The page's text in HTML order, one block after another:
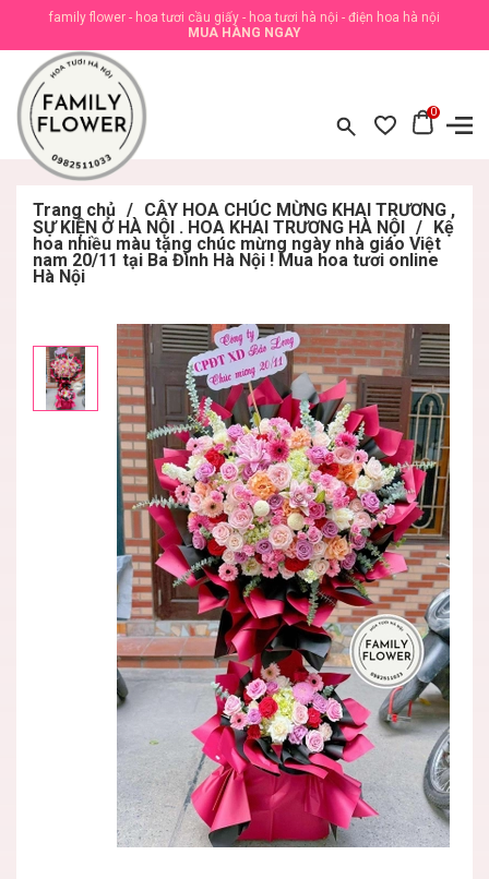
family flower - hoa tươi cầu giấy - hoa tươi hà nội - điện hoa hà nội
MUA HÀNG NGAY
0
Trang chủ / CÂY HOA CHÚC MỪNG KHAI TRƯƠNG ,
SỰ KIỆN Ở HÀ NỘI . HOA KHAI TRƯƠNG HÀ NỘI / Kệ
hoa nhiều màu tặng chúc mừng ngày nhà giáo Việt
nam 20/11 tại Ba Đình Hà Nội ! Mua hoa tươi online
Hà Nội